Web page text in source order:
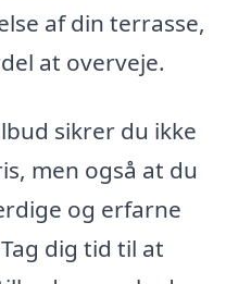
af din terrasse,
at overveje.
sikrer du ikke
men også at du
og erfarne
dig tid til at